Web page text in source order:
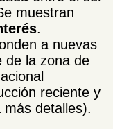
muestran
.
a nuevas
de la zona de
reciente y
detalles).